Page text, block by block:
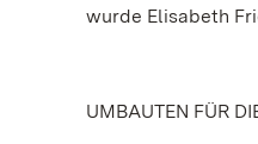
wurde Elisabeth
UMBAUTEN FÜR